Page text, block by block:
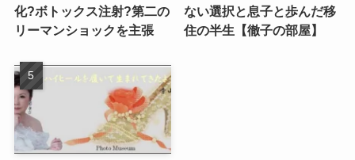
化?ボトックス注射?第二の
リーマンショックを主張
ない選択と息子と歩んだ移
住の半生【徹子の部屋】